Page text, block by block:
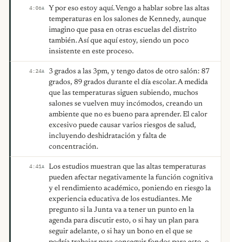
4:06A
Y por eso estoy aquí. Vengo a hablar sobre las altas
temperaturas en los salones de Kennedy, aunque
imagino que pasa en otras escuelas del distrito
también. Así que aquí estoy, siendo un poco
insistente en este proceso.
4:24A
3 grados a las 3pm, y tengo datos de otro salón: 87
grados, 89 grados durante el día escolar. A medida
que las temperaturas siguen subiendo, muchos
salones se vuelven muy incómodos, creando un
ambiente que no es bueno para aprender. El calor
excesivo puede causar varios riesgos de salud,
incluyendo deshidratación y falta de
concentración.
4:41A
Los estudios muestran que las altas temperaturas
pueden afectar negativamente la función cognitiva
y el rendimiento académico, poniendo en riesgo la
experiencia educativa de los estudiantes. Me
pregunto si la Junta va a tener un punto en la
agenda para discutir esto, o si hay un plan para
seguir adelante, o si hay un bono en el que se